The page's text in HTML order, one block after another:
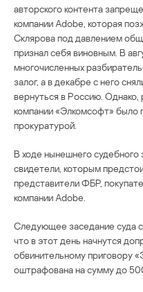
авторского контента
компании Adobe, которая
Склярова под давлением
признал себя виновным. В
многочисленных
залог, а в декабре с него
вернуться в Россию.
компании «Элкомсофт» было
прокуратурой.
В ходе нынешнего
свидетели, которым
представители ФБР,
компании Adobe.
Следующее заседание суда
что в этот день начнутся
обвинительному приговору
оштрафована на сумму до